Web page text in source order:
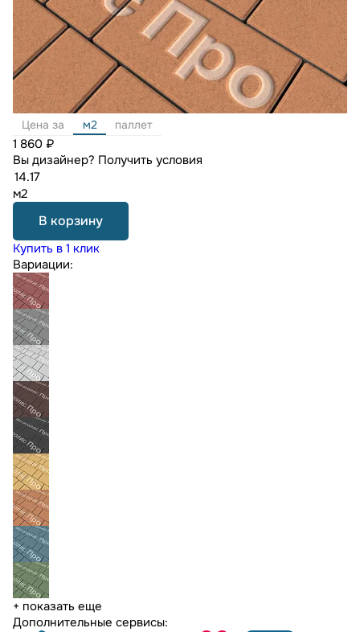
Цена за м2 паллет
1 860 ₽
Вы дизайнер? Получить условия
м2
В корзину
Купить в 1 клик
Вариации:
+ показать еще
Дополнительные сервисы: